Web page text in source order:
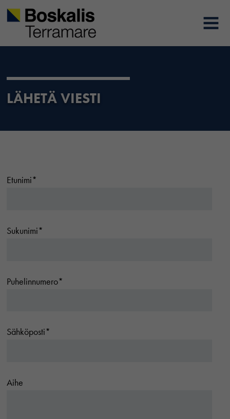
Boskalis-terramare
MENU
LÄHETÄ VIESTI
Etunimi*
Sukunimi*
Puhelinnumero*
Sähköposti*
Aihe